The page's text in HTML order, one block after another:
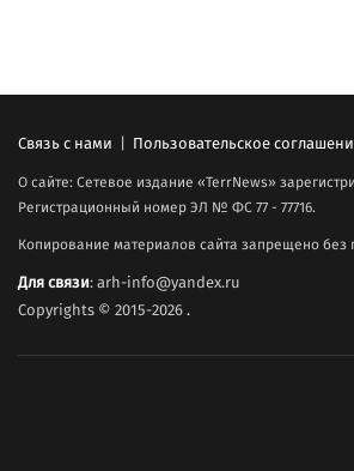
Связь с нами | Пользовательское
О сайте: Сетевое издание «TerrNews»
Регистрационный номер ЭЛ № ФС 77 - 77716.
Копирование материалов сайта запрещено без
Для связи: arh-info@yandex.ru
Copyrights © 2015-2026.